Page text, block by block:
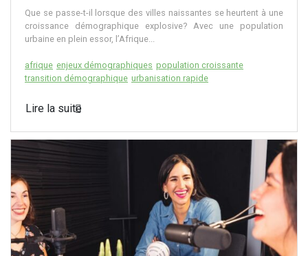
Que se passe-t-il lorsque des villes naissantes se heurtent à une
croissance démographique explosive? Avec une population
urbaine en plein essor, l’Afrique...
afrique enjeux démographiques population croissante
transition démographique urbanisation rapide
Lire la suite